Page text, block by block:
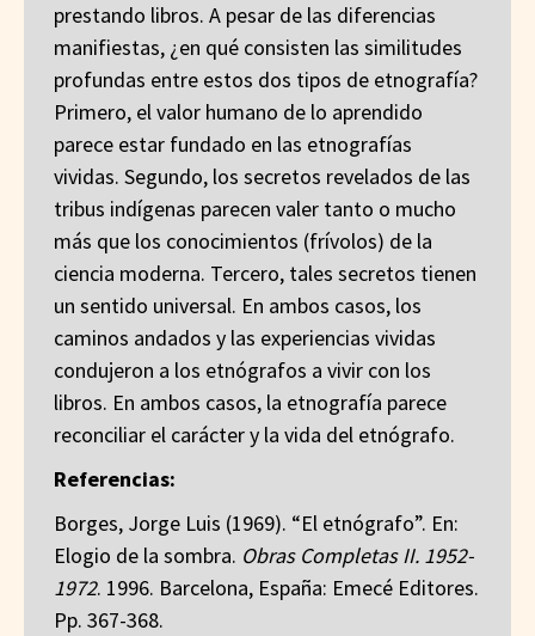
prestando libros. A pesar de las diferencias
manifiestas, ¿en qué consisten las similitudes
profundas entre estos dos tipos de etnografía?
Primero, el valor humano de lo aprendido
parece estar fundado en las etnografías
vividas. Segundo, los secretos revelados de las
tribus indígenas parecen valer tanto o mucho
más que los conocimientos (frívolos) de la
ciencia moderna. Tercero, tales secretos tienen
un sentido universal. En ambos casos, los
caminos andados y las experiencias vividas
condujeron a los etnógrafos a vivir con los
libros. En ambos casos, la etnografía parece
reconciliar el carácter y la vida del etnógrafo.
Referencias:
Borges, Jorge Luis (1969). “El etnógrafo”. En:
Elogio de la sombra. Obras Completas II. 1952-
1972. 1996. Barcelona, España: Emecé Editores.
Pp. 367-368.